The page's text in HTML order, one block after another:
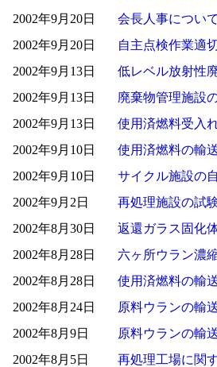
2002年9月20日
会長人事につい
2002年9月20日
自主点検作業適
2002年9月13日
低レベル放射性
2002年9月13日
廃棄物管理施設
2002年9月13日
使用済燃料受入
2002年9月10日
使用済燃料の輸
2002年9月10日
サイクル施設の
2002年9月2日
再処理施設の試
2002年8月30日
返還ガラス固化
2002年8月28日
六ヶ所ウラン濃
2002年8月28日
使用済燃料の輸
2002年8月24日
原料ウランの輸
2002年8月9日
原料ウランの輸
2002年8月5日
再処理工場に関